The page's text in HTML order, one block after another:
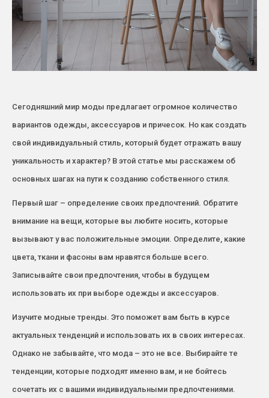
Сегодняшний мир моды предлагает огромное количество
вариантов одежды, аксессуаров и причесок. Но как создать
свой индивидуальный стиль, который будет отражать вашу
уникальность и характер? В этой статье мы расскажем об
основных шагах на пути к созданию собственного стиля.
Первый шаг – определение своих предпочтений. Обратите
внимание на вещи, которые вы любите носить, которые
вызывают у вас положительные эмоции. Определите, какие
цвета, ткани и фасоны вам нравятся больше всего.
Записывайте свои предпочтения, чтобы в будущем
использовать их при выборе одежды и аксессуаров.
Изучите модные тренды. Это поможет вам быть в курсе
актуальных тенденций и использовать их в своих интересах.
Однако не забывайте, что мода – это не все. Выбирайте те
тенденции, которые подходят именно вам, и не бойтесь
сочетать их с вашими индивидуальными предпочтениями.